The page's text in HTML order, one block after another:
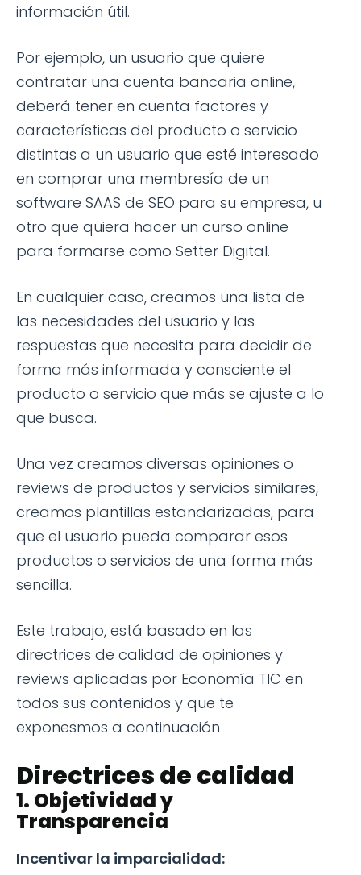
información útil.
Por ejemplo, un usuario que quiere
contratar una cuenta bancaria online,
deberá tener en cuenta factores y
características del producto o servicio
distintas a un usuario que esté interesado
en comprar una membresía de un
software SAAS de SEO para su empresa, u
otro que quiera hacer un curso online
para formarse como Setter Digital.
En cualquier caso, creamos una lista de
las necesidades del usuario y las
respuestas que necesita para decidir de
forma más informada y consciente el
producto o servicio que más se ajuste a lo
que busca.
Una vez creamos diversas opiniones o
reviews de productos y servicios similares,
creamos plantillas estandarizadas, para
que el usuario pueda comparar esos
productos o servicios de una forma más
sencilla.
Este trabajo, está basado en las
directrices de calidad de opiniones y
reviews aplicadas por Economía TIC en
todos sus contenidos y que te
exponesmos a continuación
Directrices de calidad
1. Objetividad y
Transparencia
Incentivar la imparcialidad: